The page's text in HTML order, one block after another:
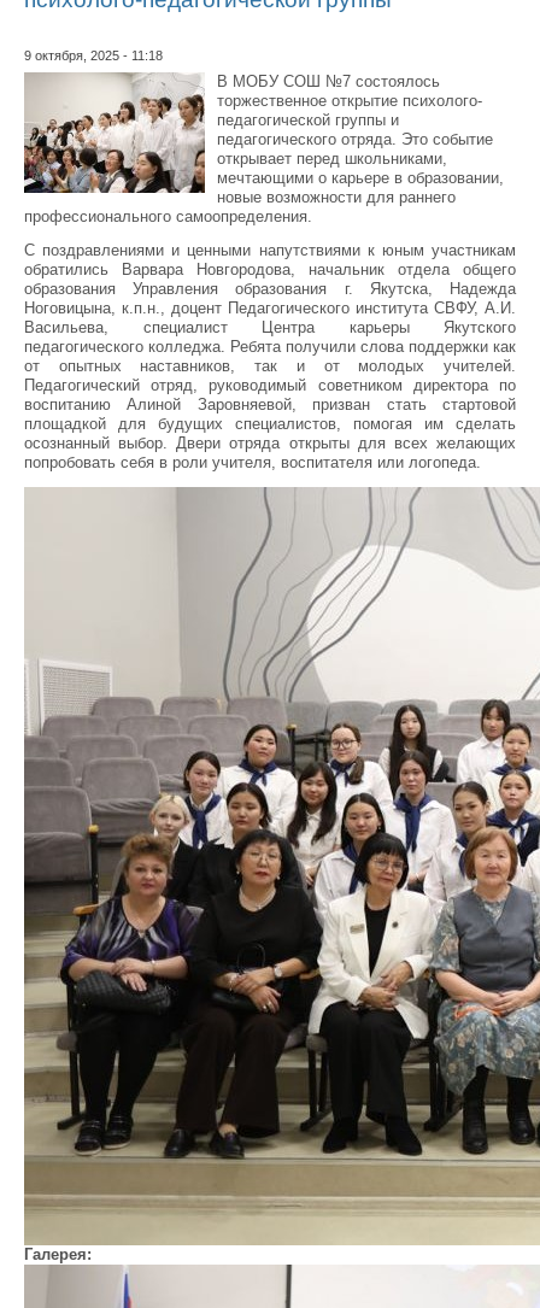
9 октября, 2025 - 11:18
В МОБУ СОШ №7 состоялось
торжественное открытие психолого-
педагогической группы и
педагогического отряда. Это событие
открывает перед школьниками,
мечтающими о карьере в образовании,
новые возможности для раннего
профессионального самоопределения.
С поздравлениями и ценными напутствиями к юным участникам
обратились Варвара Новгородова, начальник отдела общего
образования Управления образования г. Якутска, Надежда
Ноговицына, к.п.н., доцент Педагогического института СВФУ, А.И.
Васильева, специалист Центра карьеры Якутского
педагогического колледжа. Ребята получили слова поддержки как
от опытных наставников, так и от молодых учителей.
Педагогический отряд, руководимый советником директора по
воспитанию Алиной Заровняевой, призван стать стартовой
площадкой для будущих специалистов, помогая им сделать
осознанный выбор. Двери отряда открыты для всех желающих
попробовать себя в роли учителя, воспитателя или логопеда.
Галерея: